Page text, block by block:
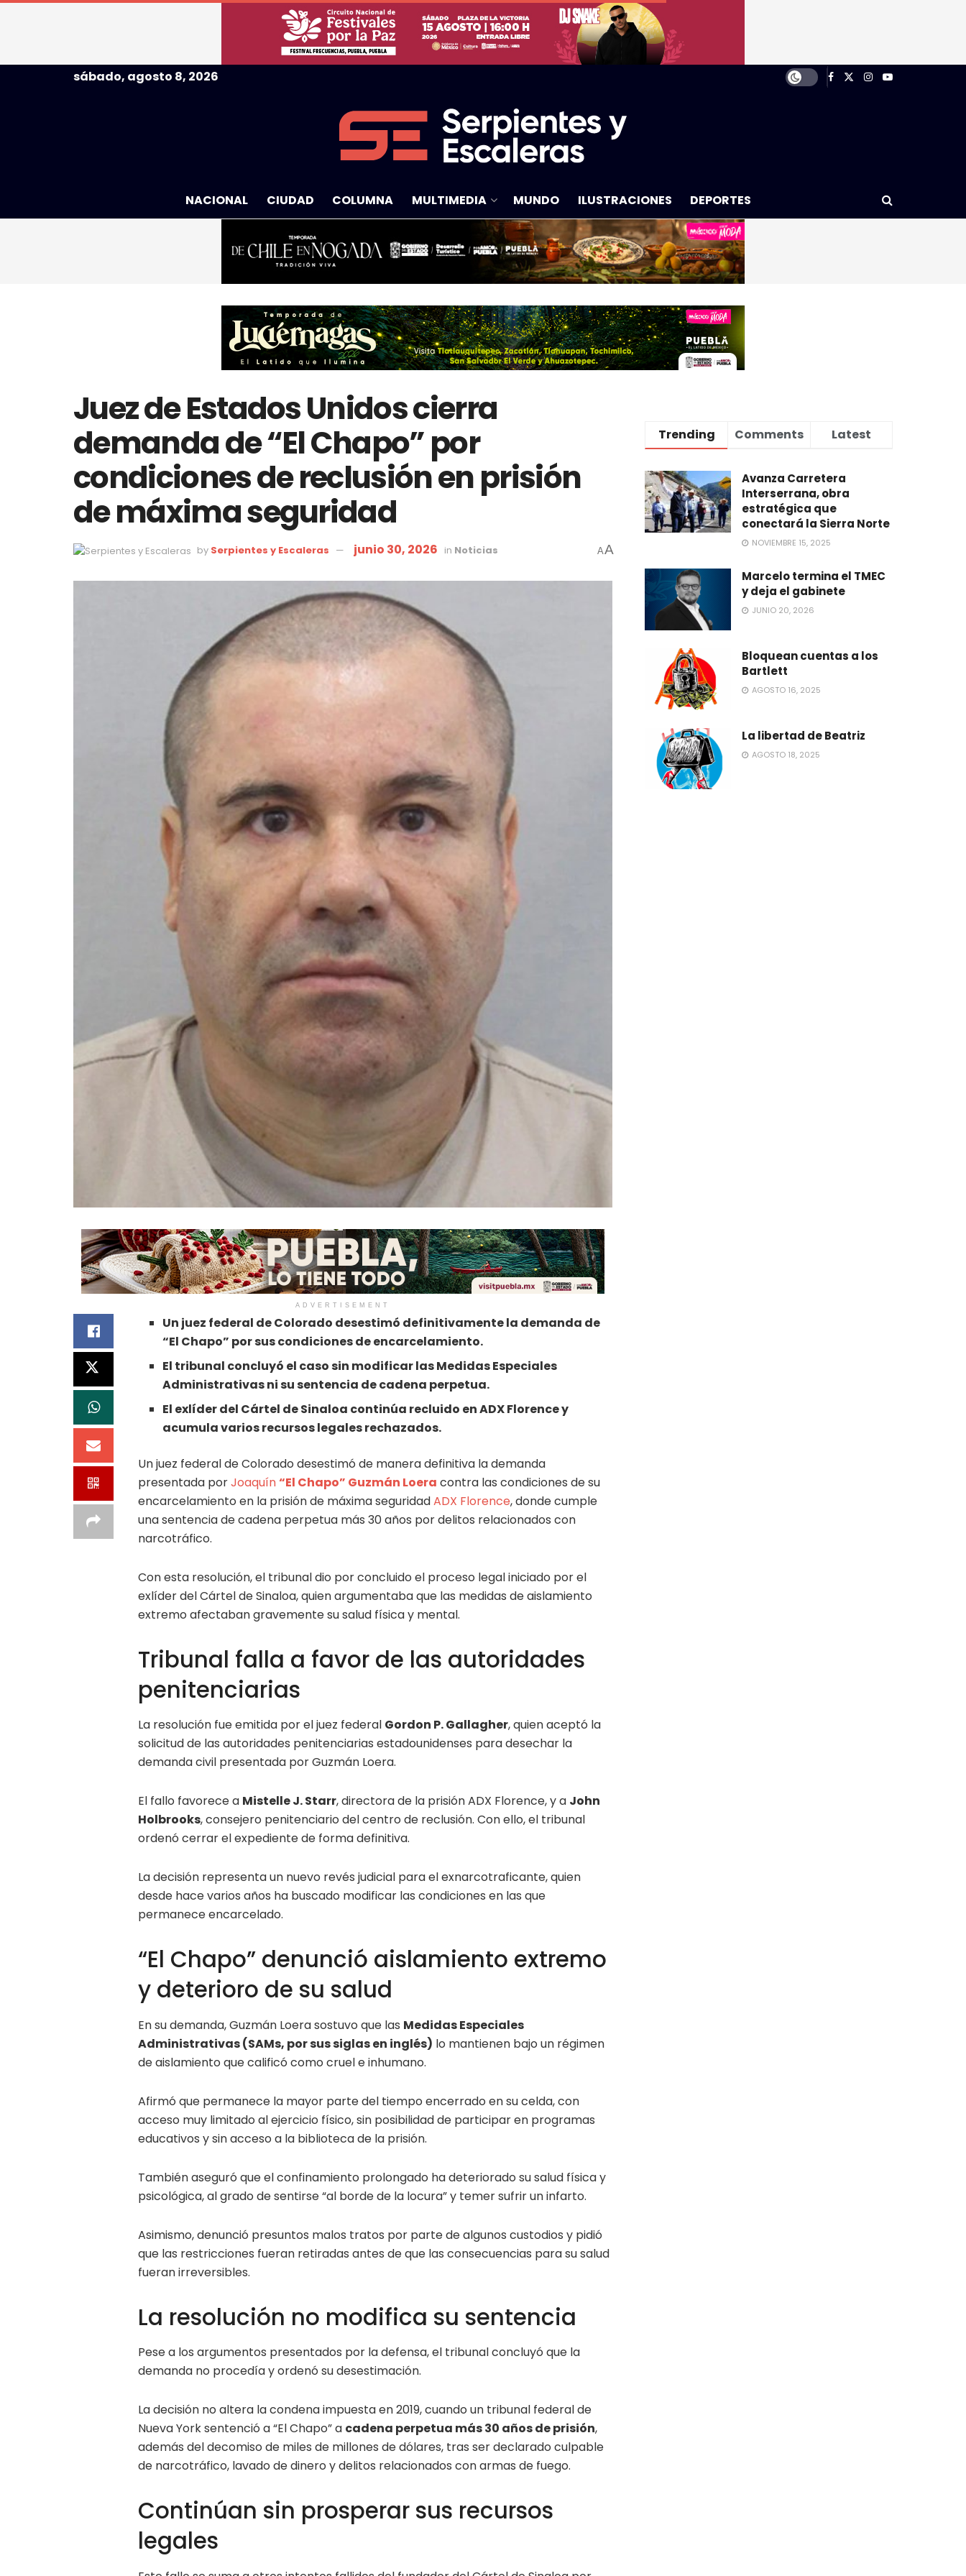
sábado, agosto 8, 2026
NACIONAL CIUDAD COLUMNA MULTIMEDIA MUNDO ILUSTRACIONES DEPORTES
Juez de Estados Unidos cierra
demanda de “El Chapo” por
condiciones de reclusión en prisión
de máxima seguridad
by Serpientes y Escaleras junio 30, 2026 in Noticias AA
ADVERTISEMENT
Un juez federal de Colorado desestimó definitivamente la demanda de
“El Chapo” por sus condiciones de encarcelamiento.
El tribunal concluyó el caso sin modificar las Medidas Especiales
Administrativas ni su sentencia de cadena perpetua.
El exlíder del Cártel de Sinaloa continúa recluido en ADX Florence y
acumula varios recursos legales rechazados.
Un juez federal de Colorado desestimó de manera definitiva la demanda
presentada porJoaquín“El Chapo” Guzmán Loera contra las condiciones de su
encarcelamiento en la prisión de máxima seguridadADX Florence, donde cumple
una sentencia de cadena perpetua más 30 años por delitos relacionados con
narcotráfico.
Con esta resolución, el tribunal dio por concluido el proceso legal iniciado por el
exlíder del Cártel de Sinaloa, quien argumentaba que las medidas de aislamiento
extremo afectaban gravemente su salud física y mental.
Tribunal falla a favor de las autoridades
penitenciarias
La resolución fue emitida por el juez federal Gordon P. Gallagher, quien aceptó la
solicitud de las autoridades penitenciarias estadounidenses para desechar la
demanda civil presentada por Guzmán Loera.
El fallo favorece a Mistelle J. Starr, directora de la prisión ADX Florence, y a John
Holbrooks, consejero penitenciario del centro de reclusión. Con ello, el tribunal
ordenó cerrar el expediente de forma definitiva.
La decisión representa un nuevo revés judicial para el exnarcotraficante, quien
desde hace varios años ha buscado modificar las condiciones en las que
permanece encarcelado.
“El Chapo” denunció aislamiento extremo
y deterioro de su salud
En su demanda, Guzmán Loera sostuvo que las Medidas Especiales
Administrativas (SAMs, por sus siglas en inglés) lo mantienen bajo un régimen
de aislamiento que calificó como cruel e inhumano.
Afirmó que permanece la mayor parte del tiempo encerrado en su celda, con
acceso muy limitado al ejercicio físico, sin posibilidad de participar en programas
educativos y sin acceso a la biblioteca de la prisión.
También aseguró que el confinamiento prolongado ha deteriorado su salud física y
psicológica, al grado de sentirse “al borde de la locura” y temer sufrir un infarto.
Asimismo, denunció presuntos malos tratos por parte de algunos custodios y pidió
que las restricciones fueran retiradas antes de que las consecuencias para su salud
fueran irreversibles.
La resolución no modifica su sentencia
Pese a los argumentos presentados por la defensa, el tribunal concluyó que la
demanda no procedía y ordenó su desestimación.
La decisión no altera la condena impuesta en 2019, cuando un tribunal federal de
Nueva York sentenció a “El Chapo” a cadena perpetua más 30 años de prisión,
además del decomiso de miles de millones de dólares, tras ser declarado culpable
de narcotráfico, lavado de dinero y delitos relacionados con armas de fuego.
Continúan sin prosperar sus recursos
legales
Trending Comments Latest
Avanza Carretera
Interserrana, obra
estratégica que
conectará la Sierra Norte
NOVIEMBRE 15, 2025
Marcelo termina el TMEC
y deja el gabinete
JUNIO 20, 2026
Bloquean cuentas a los
Bartlett
AGOSTO 16, 2025
La libertad de Beatriz
AGOSTO 18, 2025